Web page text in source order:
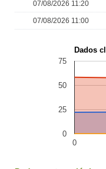
07/08/2026 11:20
07/08/2026 11:00
Dados
0
0
25
50
75